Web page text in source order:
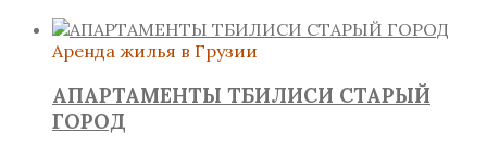
Аренда жилья в Грузии
АПАРТАМЕНТЫ ТБИЛИСИ СТАРЫЙ
ГОРОД